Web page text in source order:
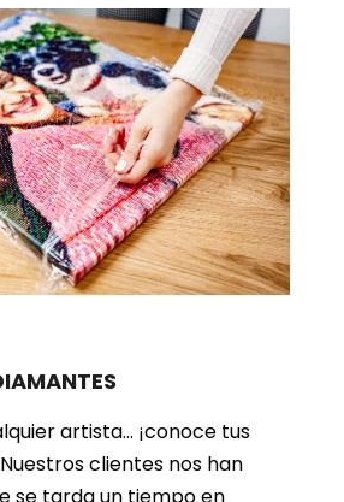
artista… ¡conoce tus
clientes nos han